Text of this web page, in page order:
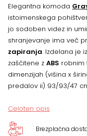
Elegantna komoda
istoimenskega
jo sodoben videz in
shranjevanje ima več
zapiranja. Izdelana je
zaščitene z ABS robnim
dimenzijah (višina x
predalov ii) 93/93/47
Celoten opis
Brezplačna